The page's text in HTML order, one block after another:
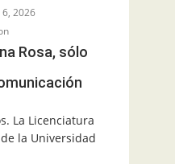
2026
Rosa, sólo
La Licenciatura
la Universidad